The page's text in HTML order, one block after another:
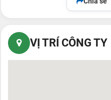
VỊ TRÍ CÔNG TY